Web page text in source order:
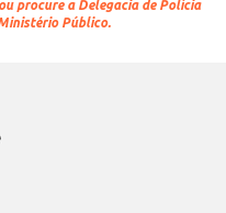
procure a Delegacia de Polícia
Público.